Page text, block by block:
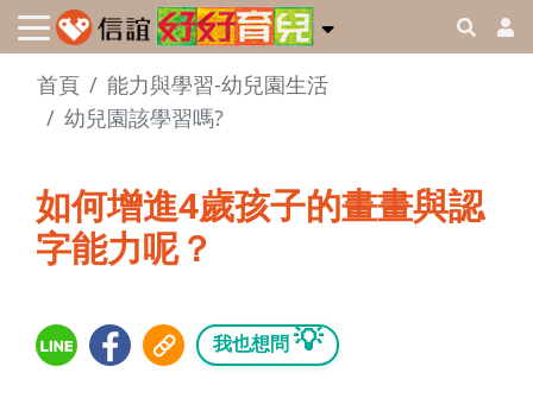
首頁
能力與學習-幼兒園生活
幼兒園該學習嗎?
如何增進4歲孩子的畫畫與認
字能力呢？
我也想問 💡